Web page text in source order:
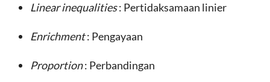
Linear inequalities: Pertidaksamaan linier
Enrichment: Pengayaan
Proportion: Perbandingan